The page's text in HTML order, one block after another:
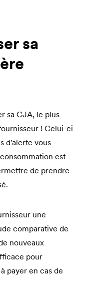
sa
sa CJA, le plus
! Celui-ci
d'alerte vous
est
de prendre
une
comparative de
nouveaux
pour
payer en cas de